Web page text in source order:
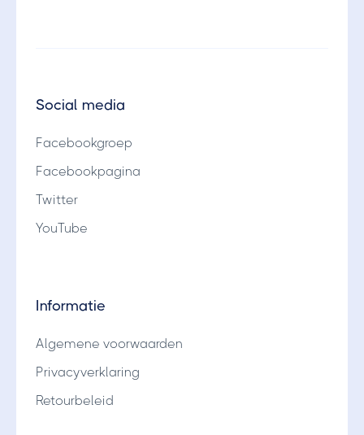
Social media
Facebookgroep
Facebookpagina
Twitter
YouTube
Informatie
Algemene voorwaarden
Privacyverklaring
Retourbeleid